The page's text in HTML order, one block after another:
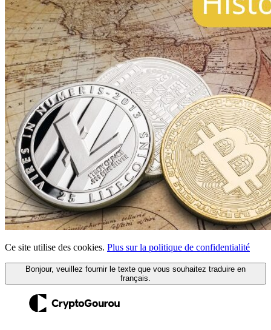
Ce site utilise des cookies. Plus sur la politique de confidentialité
Bonjour, veuillez fournir le texte que vous souhaitez traduire en
français.